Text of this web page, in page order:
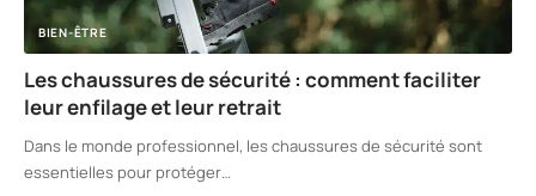
BIEN-ÊTRE
Les chaussures de sécurité : comment faciliter
leur enfilage et leur retrait
Dans le monde professionnel, les chaussures de sécurité sont
essentielles pour protéger…